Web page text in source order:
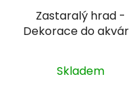
Zastaralý hrad -
Dekorace do
Skladem